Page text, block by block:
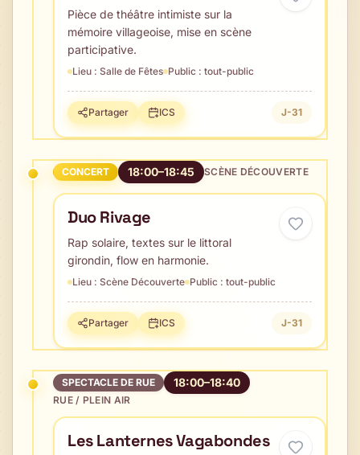
Pièce de théâtre intimiste sur la
mémoire villageoise, mise en scène
participative.
Lieu : Salle de Fêtes Public : tout-public
Partager ICS J-31
CONCERT 18:00–18:45 SCÈNE DÉCOUVERTE
Duo Rivage
Rap solaire, textes sur le littoral
girondin, flow en harmonie.
Lieu : Scène Découverte Public : tout-public
Partager ICS J-31
SPECTACLE DE RUE 18:00–18:40
RUE / PLEIN AIR
Les Lanternes Vagabondes